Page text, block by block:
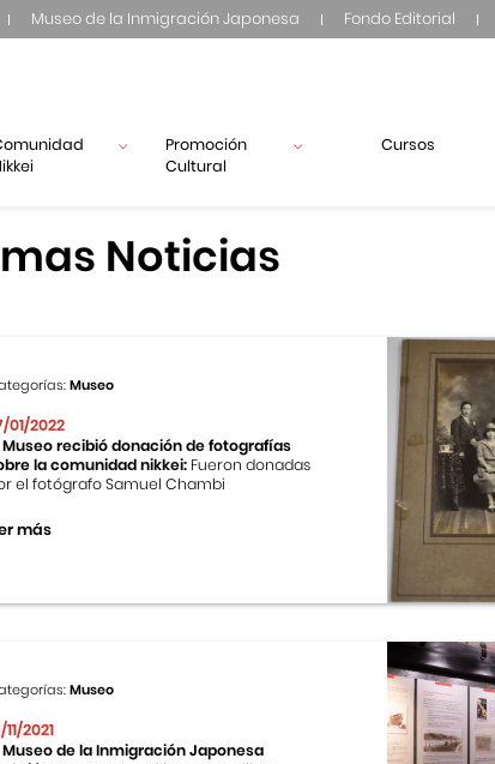
Museo de la Inmigración Japonesa Fondo Editorial
Promoción
Cultural
Cursos
Noticias
Museo
01/2022
Museo recibió donación de fotografías
la comunidad nikkei: Fueron donadas
el fotógrafo Samuel Chambi
más
Museo
11/2021
Museo de la Inmigración Japonesa